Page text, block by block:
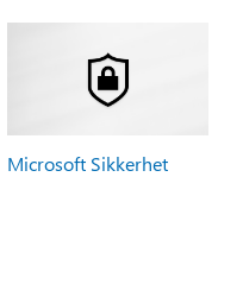
Microsoft Sikkerhet